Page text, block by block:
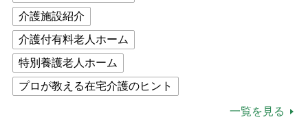
介護施設紹介
介護付有料老人ホーム
特別養護老人ホーム
プロが教える在宅介護のヒント
一覧を見る